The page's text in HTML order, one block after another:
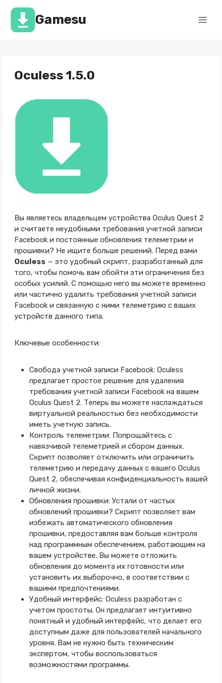
Перейти
содержимомуGamesu
Oculess 1.5.0
Вы являетесь владельцем устройства Oculus Quest 2
и считаете неудобными требования учетной записи
Facebook и постоянные обновления телеметрии и
прошивки? Не ищите больше решений. Перед вами
Oculess — это удобный скрипт, разработанный для
того, чтобы помочь вам обойти эти ограничения без
особых усилий. С помощью него вы можете временно
или частично удалить требования учетной записи
Facebook и связанную с ними телеметрию с ваших
устройств данного типа.
Ключевые особенности:
Свобода учетной записи Facebook: Oculess
предлагает простое решение для удаления
требования учетной записи Facebook на вашем
Oculus Quest 2. Теперь вы можете наслаждаться
виртуальной реальностью без необходимости
иметь учетную запись.
Контроль телеметрии: Попрощайтесь с
навязчивой телеметрией и сбором данных.
Скрипт позволяет отключить или ограничить
телеметрию и передачу данных с вашего Oculus
Quest 2, обеспечивая конфиденциальность вашей
личной жизни.
Обновления прошивки: Устали от частых
обновлений прошивки? Скрипт позволяет вам
избежать автоматического обновления
прошивки, предоставляя вам больше контроля
над программным обеспечением, работающим на
вашем устройстве. Вы можете отложить
обновления до момента их готовности или
установить их выборочно, в соответствии с
вашими предпочтениями.
Удобный интерфейс: Oculess разработан с
учетом простоты. Он предлагает интуитивно
понятный и удобный интерфейс, что делает его
доступным даже для пользователей начального
уровня. Вам не нужно быть техническим
экспертом, чтобы воспользоваться
возможностями программы.